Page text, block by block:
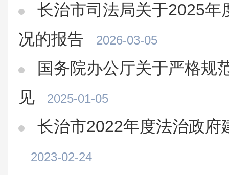
长治市司法局关于2025年
况的报告
2026-03-05
国务院办公厅关于严格规
见
2025-01-05
长治市2022年度法治政府
2023-02-24